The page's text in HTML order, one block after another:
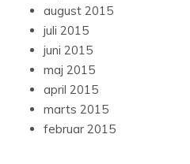
august 2015
juli 2015
juni 2015
maj 2015
april 2015
marts 2015
februar 2015